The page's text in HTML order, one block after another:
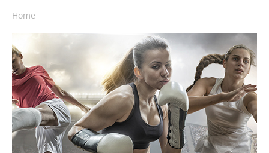
Home